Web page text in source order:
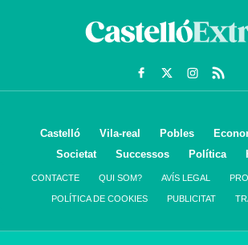
Castelló Vila-real Pobles
Societat
Successos Política
CONTACTE QUI SOM? AVÍS LEGAL
POLÍTICA DE COOKIES PUBLICITAT